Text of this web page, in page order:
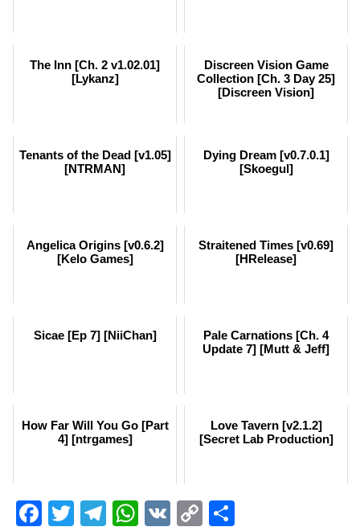
The Inn [Ch. 2 v1.02.01]
[Lykanz]
Discreen Vision Game
Collection [Ch. 3 Day 25]
[Discreen Vision]
Tenants of the Dead [v1.05]
[NTRMAN]
Dying Dream [v0.7.0.1]
[Skoegul]
Angelica Origins [v0.6.2]
[Kelo Games]
Straitened Times [v0.69]
[HRelease]
Sicae [Ep 7] [NiiChan]
Pale Carnations [Ch. 4
Update 7] [Mutt & Jeff]
How Far Will You Go [Part
4] [ntrgames]
Love Tavern [v2.1.2]
[Secret Lab Production]
Facebook
TwitterTelegram
WhatsApp
VK Copy